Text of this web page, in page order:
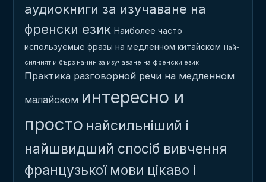
аудиокниги за изучаване на
френски език Наиболее часто
используемые фразы на медленном китайском Най-
силният и бърз начин за изучаване на френски език
Практика разговорной речи на медленном
малайском интересно и
просто найсильніший і
найшвидший спосіб вивчення
французької мови цікаво і